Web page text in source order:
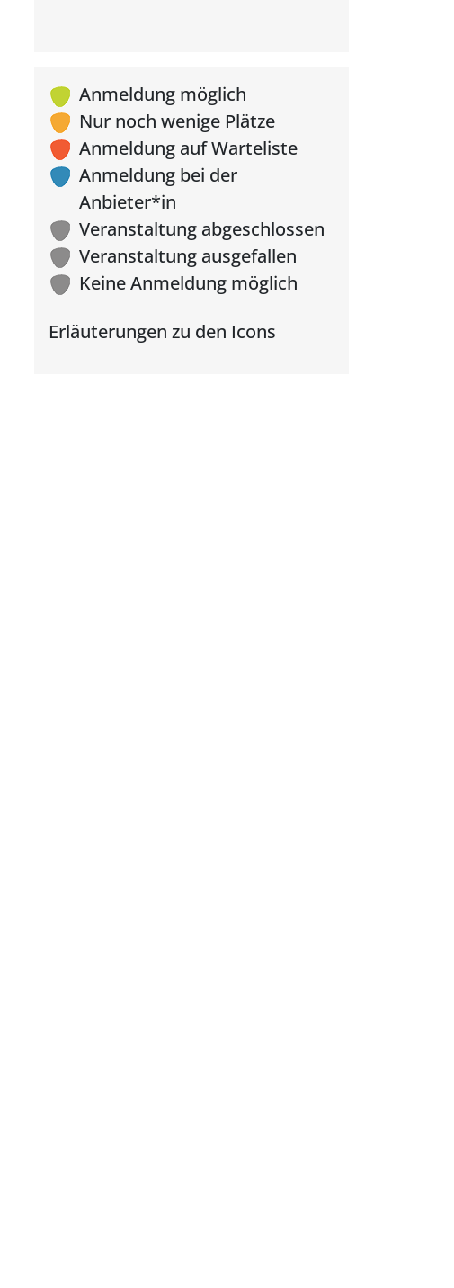
Anmeldung möglich
Nur noch wenige Plätze
Anmeldung auf Warteliste
Anmeldung bei der
Anbieter*in
Veranstaltung abgeschlossen
Veranstaltung ausgefallen
Keine Anmeldung möglich
Erläuterungen zu den Icons